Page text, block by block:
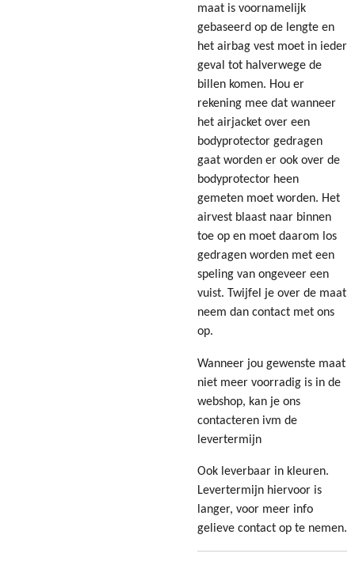
maat is voornamelijk
gebaseerd op de lengte en
het airbag vest moet in ieder
geval tot halverwege de
billen komen. Hou er
rekening mee dat wanneer
het airjacket over een
bodyprotector gedragen
gaat worden er ook over de
bodyprotector heen
gemeten moet worden. Het
airvest blaast naar binnen
toe op en moet daarom los
gedragen worden met een
speling van ongeveer een
vuist. Twijfel je over de maat
neem dan contact met ons
op.
Wanneer jou gewenste maat
niet meer voorradig is in de
webshop, kan je ons
contacteren ivm de
levertermijn
Ook leverbaar in kleuren.
Levertermijn hiervoor is
langer, voor meer info
gelieve contact op te nemen.